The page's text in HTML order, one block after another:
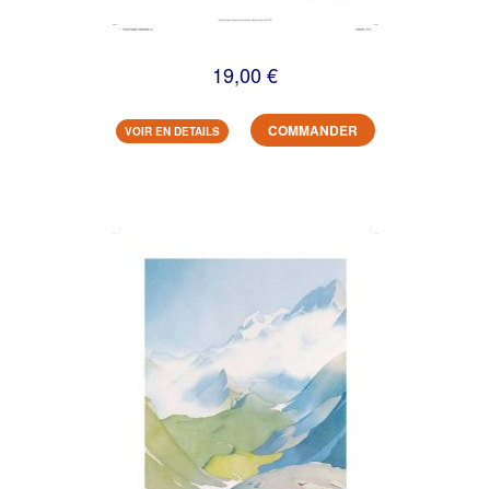
19,00 €
VOIR EN DETAILS COMMANDER